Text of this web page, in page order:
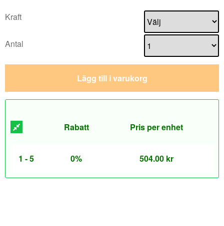
Kraft
Antal
Lägg till i varukorg
Rabatt Pris per enhet
1 - 5 0% 504.00 kr